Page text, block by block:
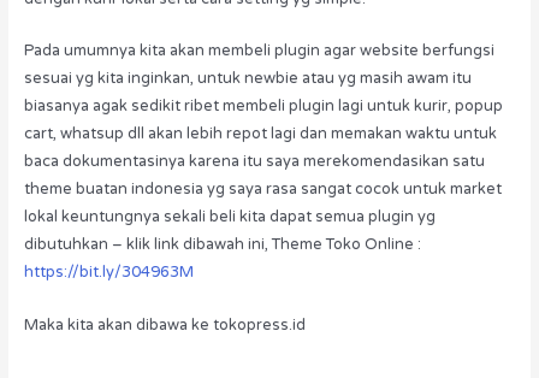
Pada umumnya kita akan membeli plugin agar website berfungsi
sesuai yg kita inginkan, untuk newbie atau yg masih awam itu
biasanya agak sedikit ribet membeli plugin lagi untuk kurir, popup
cart, whatsup dll akan lebih repot lagi dan memakan waktu untuk
baca dokumentasinya karena itu saya merekomendasikan satu
theme buatan indonesia yg saya rasa sangat cocok untuk market
lokal keuntungnya sekali beli kita dapat semua plugin yg
dibutuhkan – klik link dibawah ini, Theme Toko Online :
https://bit.ly/304963M
Maka kita akan dibawa ke tokopress.id